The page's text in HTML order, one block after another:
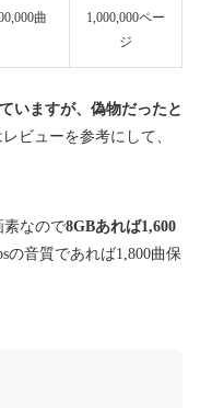
曲
1,000,000ペー
ジ
いますが、偽物だったと
ビューを参考にして、
素なので8GBあれば1,600
の音質であれば1,800曲保